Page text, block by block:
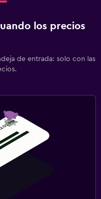
los precios
de entrada: solo con las